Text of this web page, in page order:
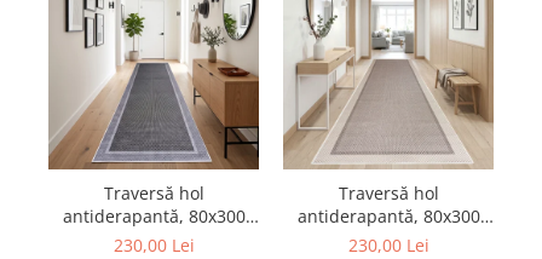
Traversă hol
antiderapantă, 80x300
cm, cu Aspect de Sisal,
230,00 Lei
Traversă hol
antiderapantă, 80x300
cm, cu Aspect de Sisal,
230,00 Lei